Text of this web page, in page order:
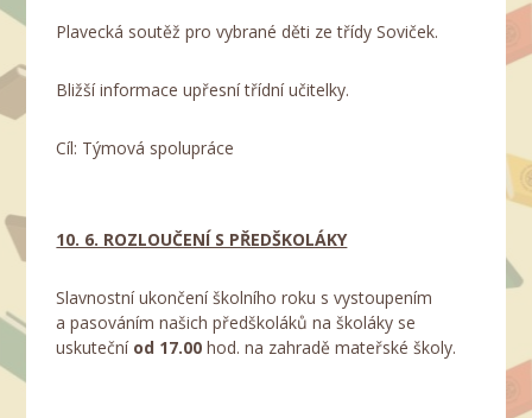
Plavecká soutěž pro vybrané děti ze třídy Soviček.
Bližší informace upřesní třídní učitelky.
Cíl: Týmová spolupráce
10. 6. ROZLOUČENÍ S PŘEDŠKOLÁKY
Slavnostní ukončení školního roku s vystoupením
a pasováním našich předškoláků na školáky se
uskuteční od 17.00 hod. na zahradě mateřské školy.